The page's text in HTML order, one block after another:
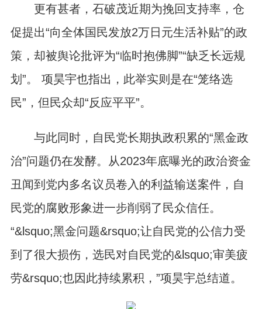
更有甚者，石破茂近期为挽回支持率，仓
促提出“向全体国民发放2万日元生活补贴”的政
策，却被舆论批评为“临时抱佛脚”“缺乏长远规
划”。 项昊宇也指出，此举实则是在“笼络选
民”，但民众却“反应平平”。
与此同时，自民党长期执政积累的“黑金政
治”问题仍在发酵。从2023年底曝光的政治资金
丑闻到党内多名议员卷入的利益输送案件，自
民党的腐败形象进一步削弱了民众信任。
“&lsquo;黑金问题&rsquo;让自民党的公信力受
到了很大损伤，选民对自民党的&lsquo;审美疲
劳&rsquo;也因此持续累积，”项昊宇总结道。